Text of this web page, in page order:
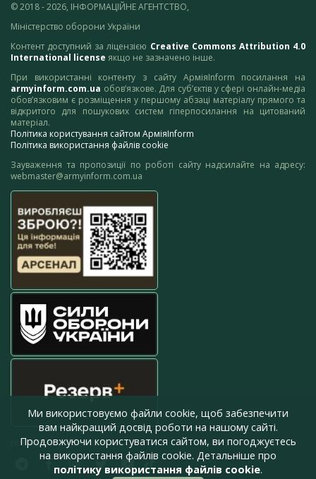
© 2018 - 2026, ІНФОРМАЦІЙНЕ АГЕНТСТВО,
Міністерство оборони України
Контент доступний за ліцензією Creative Commons Attribution 4.0
International license якщо не зазначено інше.
При використанні контенту з сайту АрміяInform посилання на
armyinform.com.ua обов’язкове. Для суб’єктів у сфері онлайн-медіа
обов’язковим є розміщення у першому абзаці матеріалу прямого та
відкритого для пошукових систем гіперпосилання на цитований
матеріал.
Політика користування сайтом АрміяInform
Політика використання файлів cookie
Зауваження та пропозиції по роботі сайту надсилайте на адресу:
webmaster@armyinform.com.ua
press@armyinform.com.ua
Ми використовуємо файли cookie, щоб забезпечити
вам найкращий досвід роботи на нашому сайті.
Продовжуючи користуватися сайтом, ви погоджуєтесь
на використання файлів cookie. Детальніше про
політику використання файлів cookie.